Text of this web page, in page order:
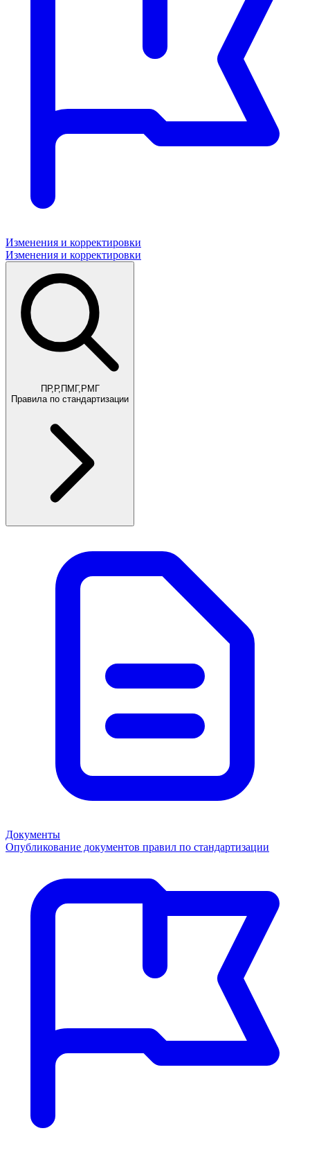
Изменения и корректировки
Изменения и корректировки
ПР,Р,ПМГ,РМГ
Правила по стандартизации
Документы
Опубликование документов правил по стандартизации